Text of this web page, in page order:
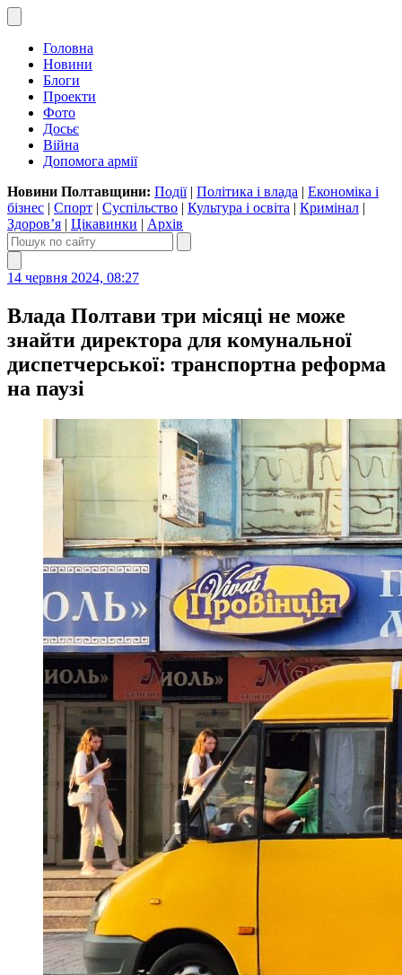
Головна
Новини
Блоги
Проекти
Фото
Досьє
Війна
Допомога армії
Новини Полтавщини: Події| Політика і влада | Економіка і
бізнес | Спорт | Суспільство | Культура і освіта | Кримінал |
Здоров’я | Цікавинки | Архів
14 червня 2024, 08:27
Влада Полтави три місяці не може
знайти директора для комунальної
диспетчерської: транспортна реформа
на паузі